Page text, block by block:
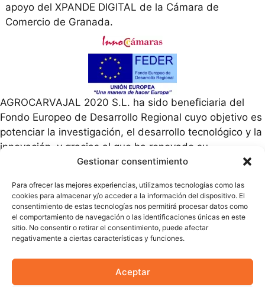
Gestionar consentimiento
Para ofrecer las mejores experiencias, utilizamos tecnologías como las
cookies para almacenar y/o acceder a la información del dispositivo. El
consentimiento de estas tecnologías nos permitirá procesar datos como
el comportamiento de navegación o las identificaciones únicas en este
sitio. No consentir o retirar el consentimiento, puede afectar
negativamente a ciertas características y funciones.
Aceptar
apoyo del XPANDE DIGITAL de la Cámara de
Comercio de Granada.
AGROCARVAJAL 2020 S.L. ha sido beneficiaria del
Fondo Europeo de Desarrollo Regional cuyo objetivo es
potenciar la investigación, el desarrollo tecnológico y la
innovación, y gracias al que ha renovado su
comunicación online para apoyar la creación y
Para ello ha contado con el apoyo del Programa
InnoCámaras de la Cámara de Comercio de Granada.
AGROCARVAJAL 2020 S.L. ha sido beneficiaria del
mejorar la competitividad de las Pymes y gracias al
cual ha puesto en marcha un Plan de E-commerce